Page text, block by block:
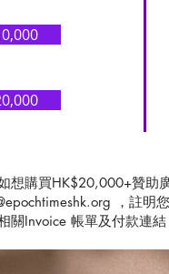
想購買HK$20,000+贊助
，註明
關Invoice 帳單及付款連結